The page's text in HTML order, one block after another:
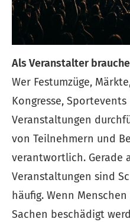
Als Veranstalter
Wer Festumzüge,
Kongresse,
Veranstaltungen
von Teilnehmern und
verantwortlich. Gerade
Veranstaltungen sind
häufig. Wenn
Sachen beschädigt